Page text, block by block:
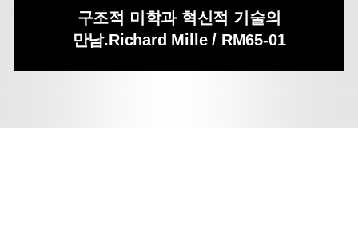
구조적 미학과 혁신적 기술의
만남.Richard Mille / RM65-01